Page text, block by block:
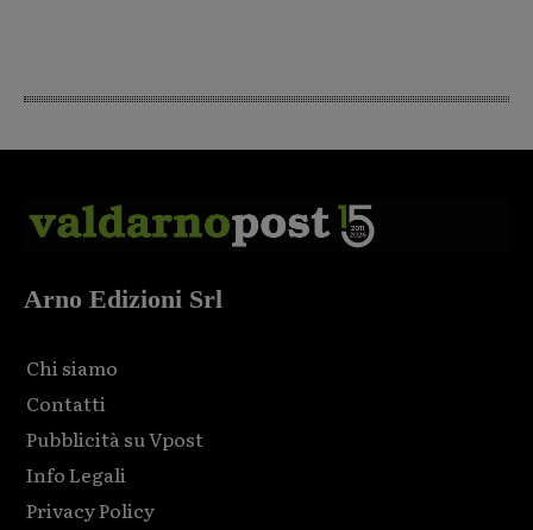
Arno Edizioni Srl
Chi siamo
Contatti
Pubblicità su Vpost
Info Legali
Privacy Policy